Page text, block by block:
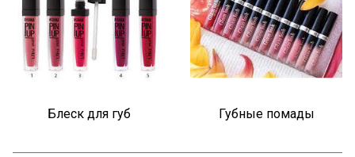
Блеск для губ Губные помады